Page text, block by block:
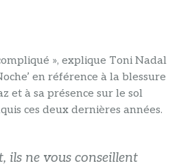
», explique Toni Nadal
en référence à la blessure
et à sa présence sur le sol
ces deux dernières années.
ils ne vous conseillent